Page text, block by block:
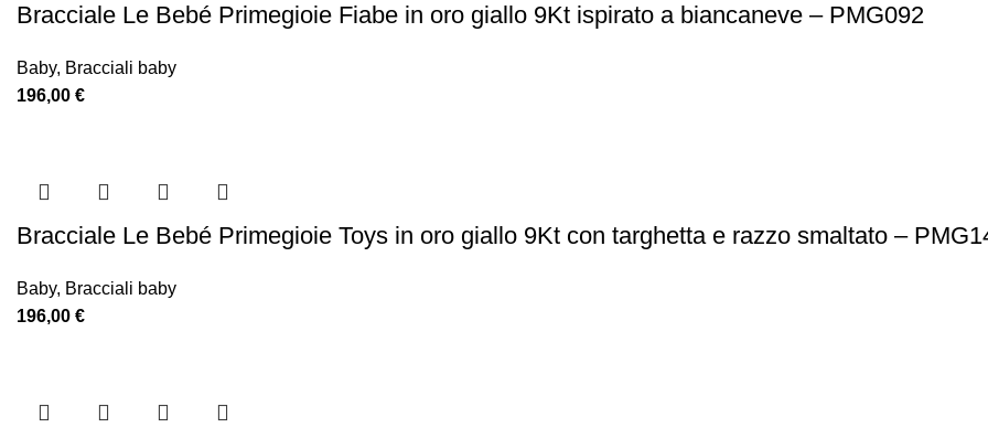
Bracciale Le Bebé Primegioie Fiabe in oro giallo 9Kt ispirato a biancaneve – PMG092
Baby, Bracciali baby
196,00 €
Bracciale Le Bebé Primegioie Toys in oro giallo 9Kt con targhetta e razzo smaltato –
Baby, Bracciali baby
196,00 €